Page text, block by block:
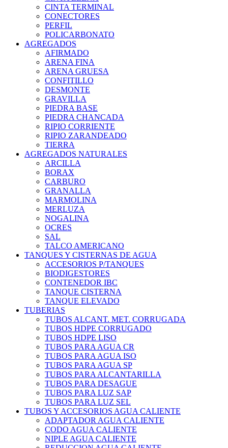
CINTA TERMINAL
CONECTORES
PERFIL
POLICARBONATO
AGREGADOS
AFIRMADO
ARENA FINA
ARENA GRUESA
CONFITILLO
DESMONTE
GRAVILLA
PIEDRA BASE
PIEDRA CHANCADA
RIPIO CORRIENTE
RIPIO ZARANDEADO
TIERRA
AGREGADOS NATURALES
ARCILLA
BORAX
CARBURO
GRANALLA
MARMOLINA
MERLUZA
NOGALINA
OCRES
SAL
TALCO AMERICANO
TANQUES Y CISTERNAS DE AGUA
ACCESORIOS P/TANQUES
BIODIGESTORES
CONTENEDOR IBC
TANQUE CISTERNA
TANQUE ELEVADO
TUBERIAS
TUBOS ALCANT. MET. CORRUGADA
TUBOS HDPE CORRUGADO
TUBOS HDPE LISO
TUBOS PARA AGUA CR
TUBOS PARA AGUA ISO
TUBOS PARA AGUA SP
TUBOS PARA ALCANTARILLA
TUBOS PARA DESAGUE
TUBOS PARA LUZ SAP
TUBOS PARA LUZ SEL
TUBOS Y ACCESORIOS AGUA CALIENTE
ADAPTADOR AGUA CALIENTE
CODO AGUA CALIENTE
NIPLE AGUA CALIENTE